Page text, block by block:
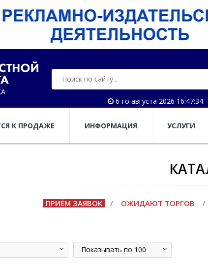
6-го августа 2026 16:47:35
К ПРОДАЖЕ ИНФОРМАЦИЯ УСЛУГИ
ПРИЁМ ЗАЯВОК / ОЖИДАЮТ ТОРГОВ /
Показывать по 100